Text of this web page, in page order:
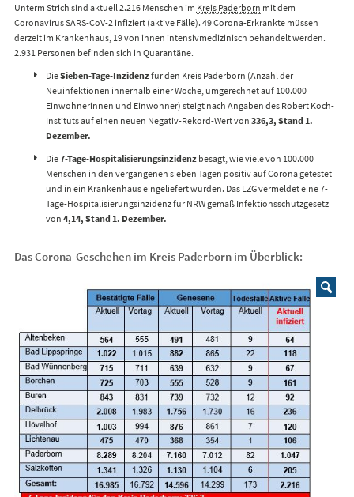
Unterm Strich sind aktuell 2.216 Menschen im Kreis Paderborn mit dem
Coronavirus SARS-CoV-2 infiziert (aktive Fälle). 49 Corona-Erkrankte müssen
derzeit im Krankenhaus, 19 von ihnen intensivmedizinisch behandelt werden.
2.931 Personen befinden sich in Quarantäne.
DieSieben-Tage-Inzidenzfür den Kreis Paderborn (Anzahl der
Neuinfektionen innerhalb einer Woche, umgerechnet auf 100.000
Einwohnerinnen und Einwohner) steigt nach Angaben des Robert Koch-
Instituts auf einen neuen Negativ-Rekord-Wert von 336,3, Stand 1.
Dezember.
Die7-Tage-Hospitalisierungsinzidenzbesagt, wie viele von 100.000
Menschen in den vergangenen sieben Tagen positiv auf Corona getestet
und in ein Krankenhaus eingeliefert wurden. Das LZG vermeldet eine 7-
Tage-Hospitalisierungsinzidenz für NRW gemäß Infektionsschutzgesetz
von 4,14, Stand 1. Dezember.
Das Corona-Geschehen im Kreis Paderborn im Überblick: